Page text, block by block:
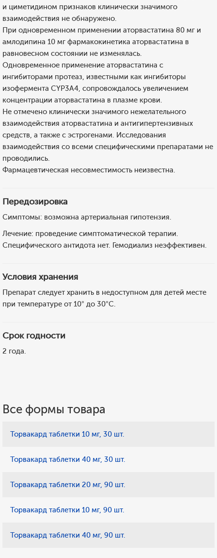
и циметидином признаков клинически значимого
взаимодействия не обнаружено.
При одновременном применении аторвастатина 80 мг и
амлодипина 10 мг фармакокинетика аторвастатина в
равновесном состоянии не изменялась.
Одновременное применение аторвастатина с
ингибиторами протеаз, известными как ингибиторы
изофермента CYP3А4, сопровождалось увеличением
концентрации аторвастатина в плазме крови.
Не отмечено клинически значимого нежелательного
взаимодействия аторвастатина и антигипертензивных
средств, а также с эстрогенами. Исследования
взаимодействия со всеми специфическими препаратами не
проводились.
Фармацевтическая несовместимость неизвестна.
Передозировка
Симптомы: возможна артериальная гипотензия.
Лечение: проведение симптоматической терапии.
Специфического антидота нет. Гемодиализ неэффективен.
Условия хранения
Препарат следует хранить в недоступном для детей месте
при температуре от 10° до 30°C.
Срок годности
2 года.
Все формы товара
Торвакард таблетки 10 мг, 30 шт.
Торвакард таблетки 40 мг, 30 шт.
Торвакард таблетки 20 мг, 90 шт.
Торвакард таблетки 10 мг, 90 шт.
Торвакард таблетки 40 мг, 90 шт.